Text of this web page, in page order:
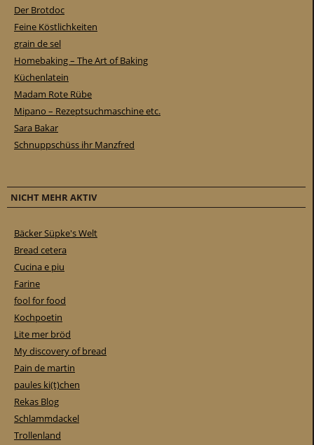
Der Brotdoc
Feine Köstlichkeiten
grain de sel
Homebaking – The Art of Baking
Küchenlatein
Madam Rote Rübe
Mipano – Rezeptsuchmaschine etc.
Sara Bakar
Schnuppschüss ihr Manzfred
NICHT MEHR AKTIV
Bäcker Süpke's Welt
Bread cetera
Cucina e piu
Farine
fool for food
Kochpoetin
Lite mer bröd
My discovery of bread
Pain de martin
paules ki(t)chen
Rekas Blog
Schlammdackel
Trollenland